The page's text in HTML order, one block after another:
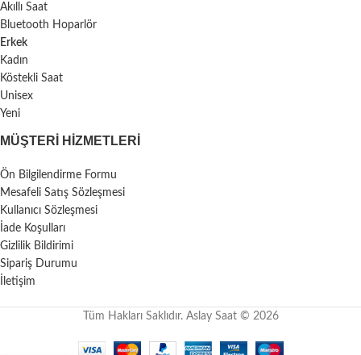
Akıllı Saat
Bluetooth Hoparlör
Erkek
Kadın
Köstekli Saat
Unisex
Yeni
MÜŞTERI HIZMETLERI
Ön Bilgilendirme Formu
Mesafeli Satış Sözleşmesi
Kullanıcı Sözleşmesi
İade Koşulları
Gizlilik Bildirimi
Sipariş Durumu
İletişim
Tüm Hakları Saklıdır. Aslay Saat © 2026